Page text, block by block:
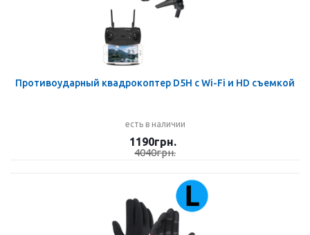
Противоударный квадрокоптер D5H c Wi-Fi и HD съемкой
есть в наличии
1190грн.
4040грн.